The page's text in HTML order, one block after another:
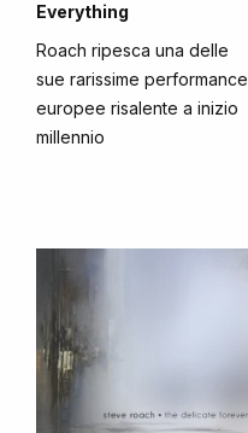
Everything
Roach ripesca una delle
sue rarissime performance
europee risalente a inizio
millennio